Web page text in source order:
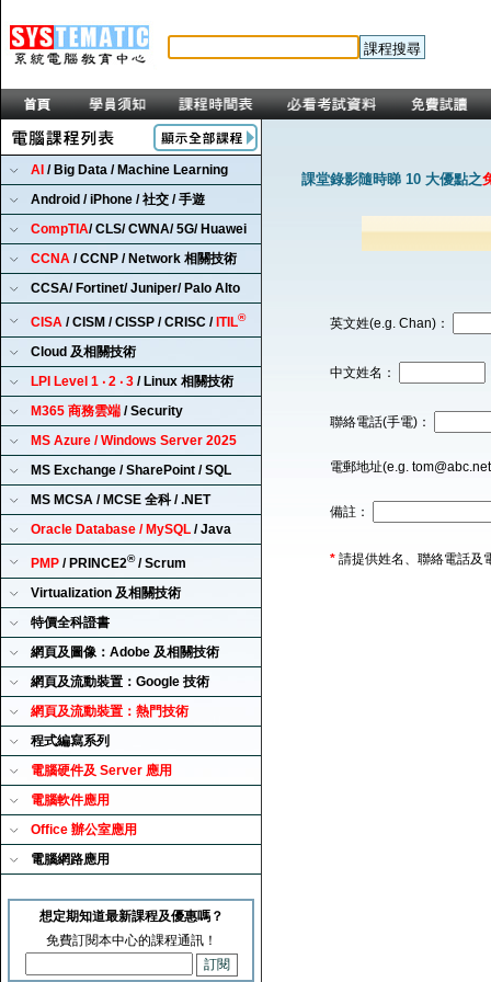
AI / Big Data / Machine Learning
Android / iPhone / 社交 / 手遊
CompTIA/ CLS/ CWNA/ 5G/ Huawei
CCNA / CCNP / Network 相關技術
CCSA/ Fortinet/ Juniper/ Palo Alto
CISA / CISM / CISSP / CRISC / ITIL®
Cloud 及相關技術
LPI Level 1 ‧ 2 ‧ 3 / Linux 相關技術
M365 商務雲端 / Security
MS Azure / Windows Server 2025
MS Exchange / SharePoint / SQL
MS MCSA / MCSE 全科 / .NET
Oracle Database / MySQL / Java
PMP / PRINCE2®/ Scrum
Virtualization 及相關技術
特價全科證書
網頁及圖像：Adobe 及相關技術
網頁及流動裝置：Google 技術
網頁及流動裝置：熱門技術
程式編寫系列
電腦硬件及 Server 應用
電腦軟件應用
Office 辦公室應用
電腦網路應用
想定期知道最新課程及優惠嗎？
免費訂閱本中心的課程通訊！
課堂錄影隨時睇 10 大優點之
英文姓(e.g. Chan)：
中文姓名：
聯絡電話(手電)：
電郵地址(e.g.
備註：
* 請提供姓名、聯絡電話及